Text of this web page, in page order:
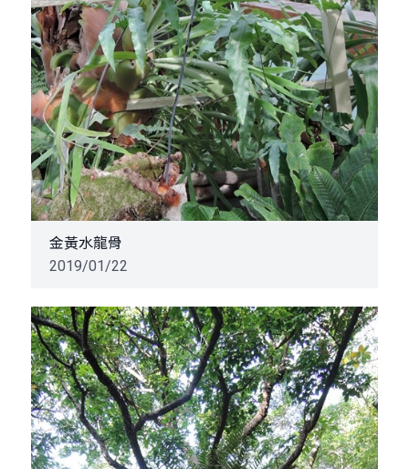
金黃水龍骨
2019/01/22